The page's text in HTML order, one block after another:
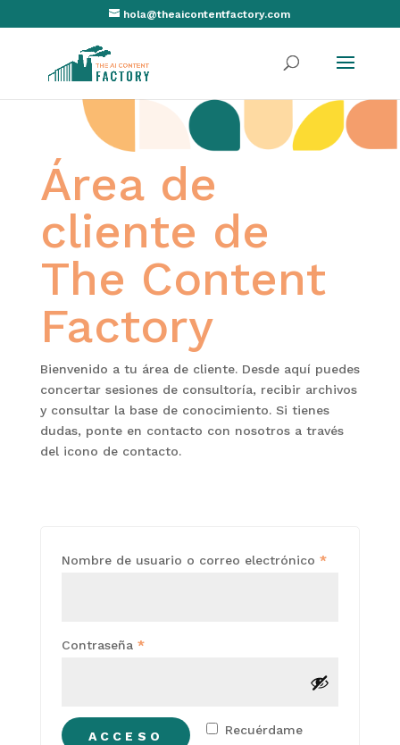
hola@theaicontentfactory.com
Área de
cliente de
The Content
Factory
Bienvenido a tu área de cliente. Desde aquí puedes
concertar sesiones de consultoría, recibir archivos
y consultar la base de conocimiento. Si tienes
dudas, ponte en contacto con nosotros a través
del icono de contacto.
Nombre de usuario o correo electrónico *Obligatorio
Contraseña *Obligatorio
Recuérdame
ACCESO